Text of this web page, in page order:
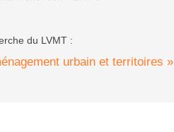
du LVMT :
urbain et territoires »